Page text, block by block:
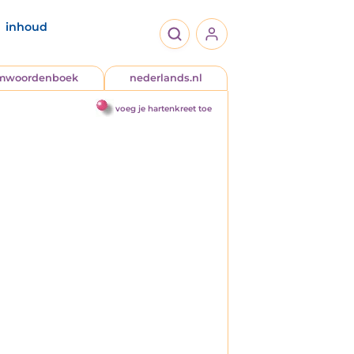
inhoud
nederlands.nl
voeg je hartenkreet toe